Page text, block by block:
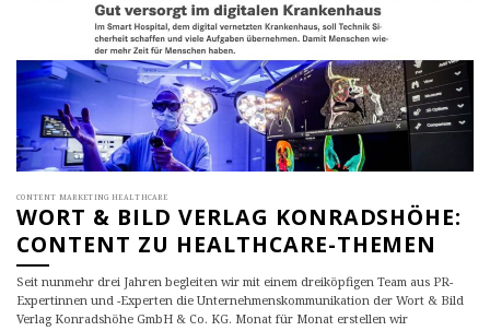
CONTENT MARKETING HEALTHCARE
WORT & BILD VERLAG KONRADSHÖHE:
CONTENT ZU HEALTHCARE-THEMEN
Seit nunmehr drei Jahren begleiten wir mit einem dreiköpfigen Team aus PR-
Expertinnen und -Experten die Unternehmenskommunikation der Wort & Bild
Verlag Konradshöhe GmbH & Co. KG. Monat für Monat erstellen wir